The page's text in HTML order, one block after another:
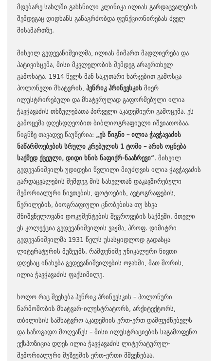
მდებარე სახლში გახსნილი კლინიკა ილიას გარდაცვალების
შემდეგაც დიდხანს განაგრძობდა ფუნქციონირებას ძველ
მისამართზე.
მიხეილ გედევანიშვილმა, ილიას მიმართ მადლიერება და
პატივისცემა, მისი მკვლელობის შემდეგ არაერთხელ
გამოხატა. 1914 წელს მან საკუთარი ხარჯებით გამოსცა
პოლონელი მხატვრის, ჰენრიკ ჰრინევსკისმიერ
ილუსტრირებული და მხატვრულად გაფორმებული ილია
ჭავჭავაძის თხზულებათა პირველი აკადემიური გამოცემა. ეს
გამოცემა დღესდღეობით ბიბლიოგრაფიული იშვიათობაა.
წიგნზე თავადვე წაუწერია: „ეს წიგნი – ილია ჭავჭავაძის
ნაწარმოებების სრული კრებულის 1 ტომი – არის ოცნება
საქმედ ქცეული, დიდი ხნის ნაფიქრ-ნააზრევი“. მიხეილ
გედევანიშვილს უდიდესი წვლილი მიუძღვის ილია ჭავჭავაძის
გარდაცვალების შემდეგ მის სახელთან დაკავშირებული
მემორიალური ნივთების, ფოტოების, ავტოგრაფების,
წერილების, ბიოგრაფიული ცნობებისა თუ სხვა
მნიშვნელოვანი დოკუმენტების შეგროვების საქმეში. მთელი
ეს კოლექცია გედევანიშვილის ვაჟმა, პროფ. დიმიტრი
გედევანიშვილმა 1931 წელს უსასყიდლოდ გადასცა
ლიტერატურის მუზეუმს. რამდენიმე უნიკალური ნივთი
დღესაც ინახება გედევანიშვილების ოჯახში, მათ შორის,
ილია ჭავჭავაძის ფაქსიმილე.
ხოლო რაც შეეხება ჰენრიკ ჰრინევსკის – პოლონური
წარმოშობის მხატვარ-ილუსტრატორს, არქიტექტორს,
თბილისის სამხატვრო აკადემიის ერთ-ერთ დამფუძნებელს
და საზოგადო მოღვაწეს – მისი ილუსტრაციების საგამოფენო
ექსპოზიცია დღეს ილია ჭავჭავაძის ლიტერატურულ-
მემორიალური მუზეუმის ერთ-ერთი მშვენებაა.